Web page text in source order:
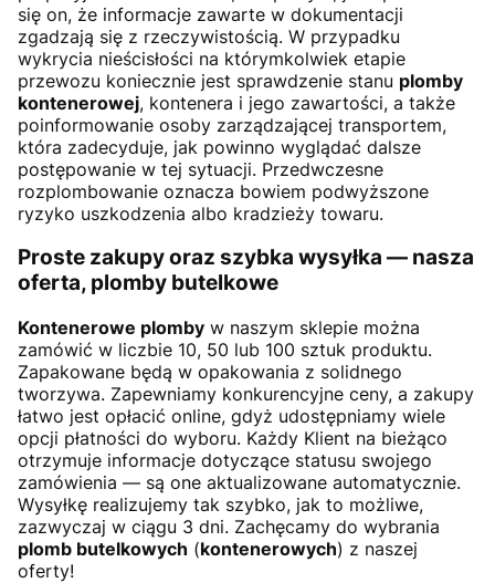
się on, że informacje zawarte w dokumentacji
zgadzają się z rzeczywistością. W przypadku
wykrycia nieścisłości na którymkolwiek etapie
przewozu koniecznie jest sprawdzenie stanu plomby
kontenerowej, kontenera i jego zawartości, a także
poinformowanie osoby zarządzającej transportem,
która zadecyduje, jak powinno wyglądać dalsze
postępowanie w tej sytuacji. Przedwczesne
rozplombowanie oznacza bowiem podwyższone
ryzyko uszkodzenia albo kradzieży towaru.
Proste zakupy oraz szybka wysyłka — nasza
oferta, plomby butelkowe
Kontenerowe plomby w naszym sklepie można
zamówić w liczbie 10, 50 lub 100 sztuk produktu.
Zapakowane będą w opakowania z solidnego
tworzywa. Zapewniamy konkurencyjne ceny, a zakupy
łatwo jest opłacić online, gdyż udostępniamy wiele
opcji płatności do wyboru. Każdy Klient na bieżąco
otrzymuje informacje dotyczące statusu swojego
zamówienia — są one aktualizowane automatycznie.
Wysyłkę realizujemy tak szybko, jak to możliwe,
zazwyczaj w ciągu 3 dni. Zachęcamy do wybrania
plomb butelkowych (kontenerowych) z naszej
oferty!